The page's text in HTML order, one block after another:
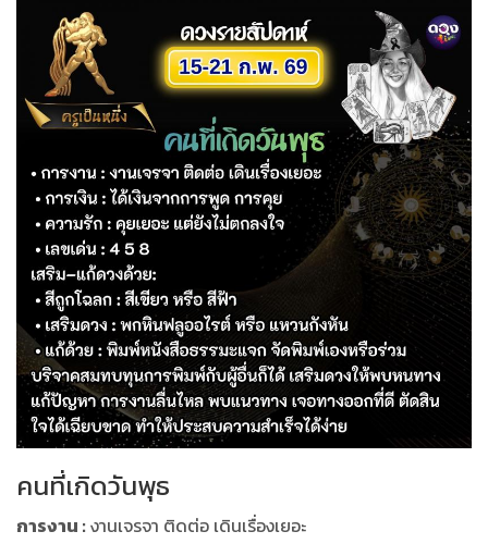
คนที่เกิดวันพุธ
การงาน :งานเจรจา ติดต่อ เดินเรื่องเยอะ